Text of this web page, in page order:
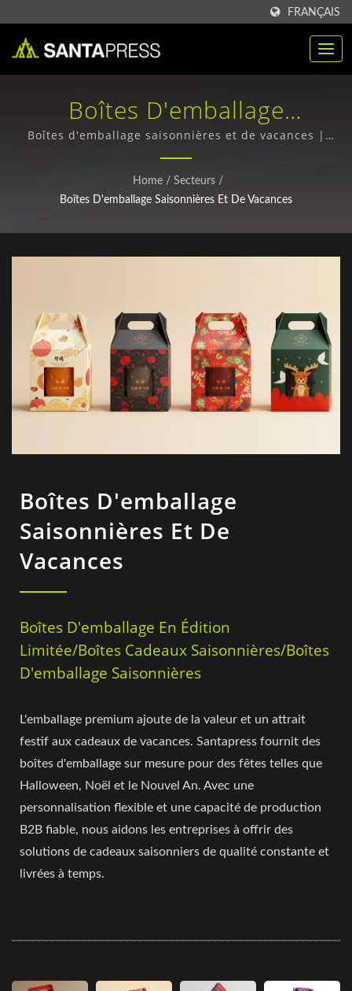
FRANÇAIS
Boîtes D'emballage
Saisonnières Et De Vacances
| Boîte D'emballage En
Plastique PP Personnalisée
Pour B2B | Santa Press Co.,
Ltd.
Boîtes d'emballage saisonnières et de vacances |
Acheter des boîtes d'emballage RPET en vrac - Qualité
supérieure, prix compétitifs
Home / Secteurs /
Boîtes D'emballage Saisonnières Et De Vacances
Boîtes D'emballage
Saisonnières Et De
Vacances
Boîtes D'emballage En Édition
Limitée/Boîtes Cadeaux Saisonnières/Boîtes
D'emballage Saisonnières
L'emballage premium ajoute de la valeur et un attrait
festif aux cadeaux de vacances. Santapress fournit des
boîtes d'emballage sur mesure pour des fêtes telles que
Halloween, Noël et le Nouvel An. Avec une
personnalisation flexible et une capacité de production
B2B fiable, nous aidons les entreprises à offrir des
solutions de cadeaux saisonniers de qualité constante et
livrées à temps.